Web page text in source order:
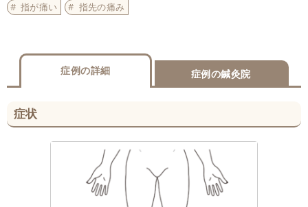
指が痛い 指先の痛み
症例の詳細 症例の鍼灸院
症状